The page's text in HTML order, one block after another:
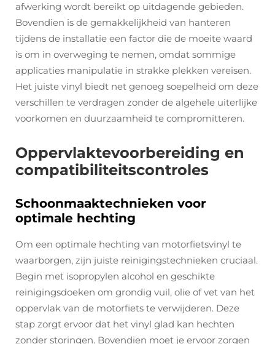
afwerking wordt bereikt op uitdagende gebieden.
Bovendien is de gemakkelijkheid van hanteren
tijdens de installatie een factor die de moeite waard
is om in overweging te nemen, omdat sommige
applicaties manipulatie in strakke plekken vereisen.
Het juiste vinyl biedt net genoeg soepelheid om deze
verschillen te verdragen zonder de algehele uiterlijke
voorkomen en duurzaamheid te compromitteren.
Oppervlaktevoorbereiding en
compatibiliteitscontroles
Schoonmaaktechnieken voor
optimale hechting
Om een optimale hechting van motorfietsvinyl te
waarborgen, zijn juiste reinigingstechnieken cruciaal.
Begin met isopropylen alcohol en geschikte
reinigingsdoeken om grondig vuil, olie of vet van het
oppervlak van de motorfiets te verwijderen. Deze
stap zorgt ervoor dat het vinyl glad kan hechten
zonder storingen. Bovendien moet je ervoor zorgen